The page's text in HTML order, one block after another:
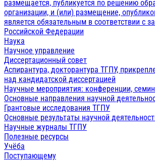
размещается, публикуется по решению
организации, и (или) размещение,
является обязательным в соответствии с
Российской Федерации
Наука
Научное управление
Диссертационный совет
Аспирантура, докторантура ТГПУ,
над кандидатской диссертацией
Научные мероприятия: конференции,
Основные направления научной
Грантовые исследования ТГПУ
Основные результаты научной
Научные журналы ТГПУ
Полезные ресурсы
Учёба
Поступающему